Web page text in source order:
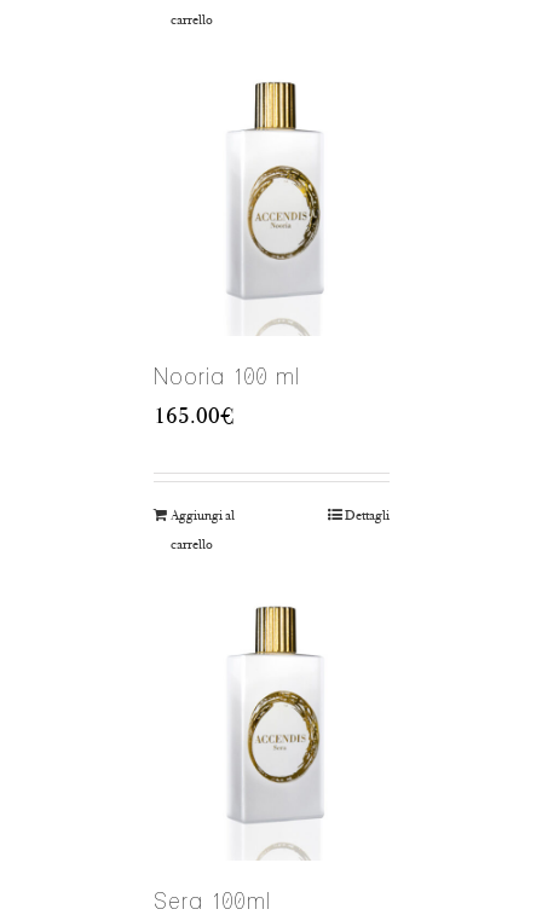
carrello
Nooria 100 ml
165.00€
Aggiungi al
carrello
Dettagli
Sera 100ml